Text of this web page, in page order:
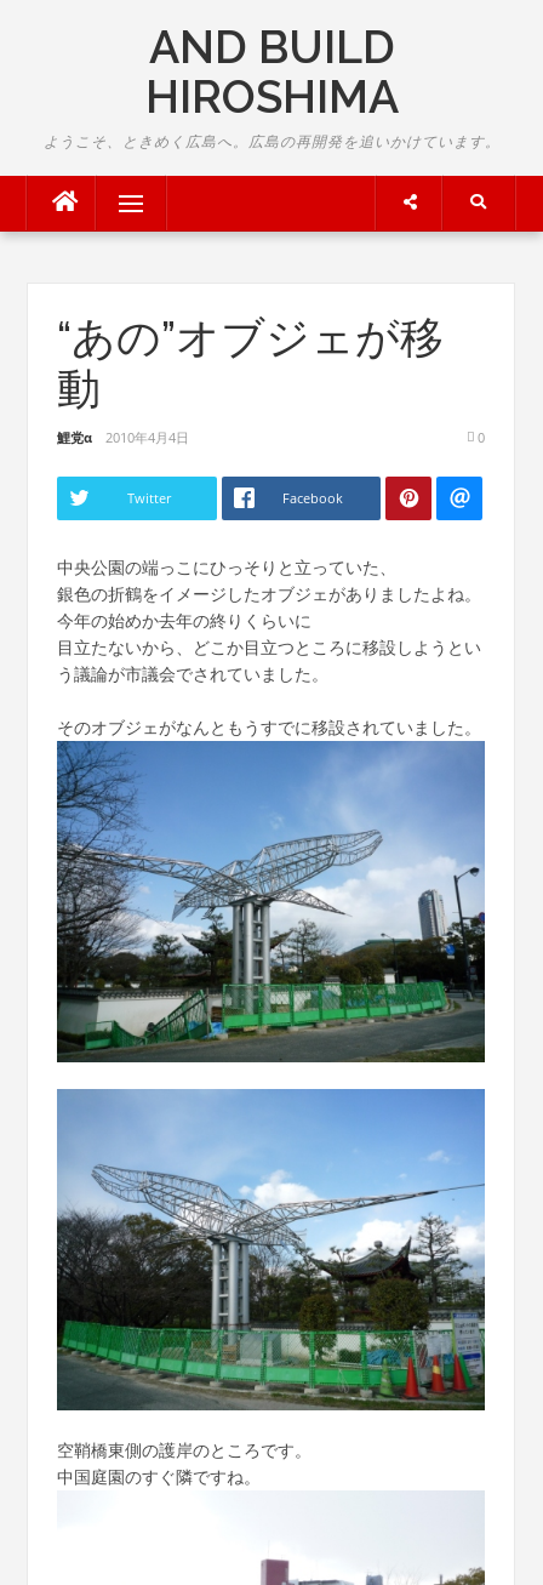
AND BUILD
HIROSHIMA
ようこそ、ときめく広島へ。広島の再開発を追いかけています。
Menu
“あの”オブジェが移
動
鯉党α 2010年4月4日 0
Twitter Facebook
中央公園の端っこにひっそりと立っていた、
銀色の折鶴をイメージしたオブジェがありましたよね。
今年の始めか去年の終りくらいに
目立たないから、どこか目立つところに移設しようとい
う議論が市議会でされていました。
そのオブジェがなんともうすでに移設されていました。
空鞘橋東側の護岸のところです。
中国庭園のすぐ隣ですね。